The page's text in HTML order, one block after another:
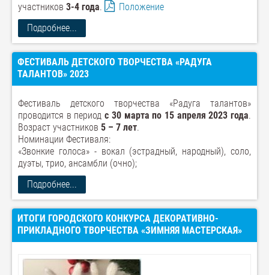
участников 3-4 года.
Положение
Подробнее...
ФЕСТИВАЛЬ ДЕТСКОГО ТВОРЧЕСТВА «РАДУГА
ТАЛАНТОВ» 2023
Фестиваль детского творчества «Радуга талантов»
проводится в периодс 30 марта по 15 апреля 2023 года.
Возраст участников 5 – 7 лет.
Номинации Фестиваля:
«Звонкие голоса» - вокал (эстрадный, народный), соло,
дуэты, трио, ансамбли (очно);
Подробнее...
ИТОГИ ГОРОДСКОГО КОНКУРСА ДЕКОРАТИВНО-
ПРИКЛАДНОГО ТВОРЧЕСТВА «ЗИМНЯЯ МАСТЕРСКАЯ»